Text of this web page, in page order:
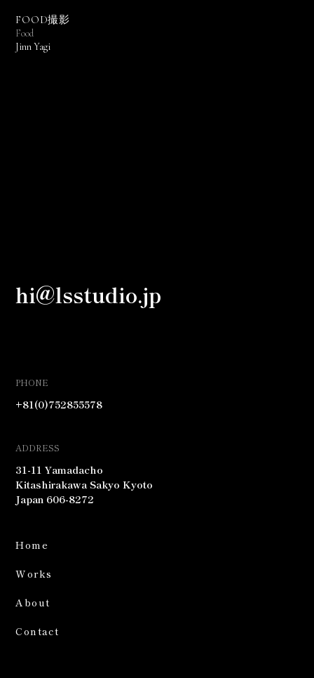
FOOD撮影
Food
Jinn Yagi
hi@lsstudio.jp
PHONE
+81(0)752855578
ADDRESS
31-11 Yamadacho
Kitashirakawa Sakyo Kyoto
Japan 606-8272
Home
Works
About
Contact